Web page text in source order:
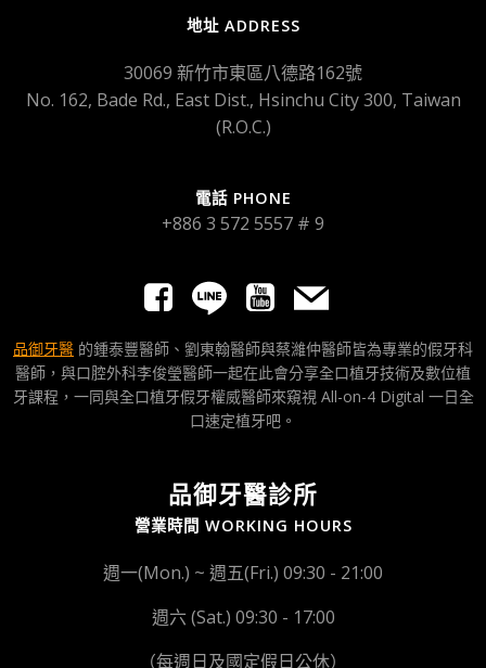
地址 ADDRESS
30069 新竹市東區八德路162號
No. 162, Bade Rd., East Dist., Hsinchu City 300, Taiwan
(R.O.C.)
電話 PHONE
+886 3 572 5557 # 9
品御牙醫 的鍾泰豐醫師、劉東翰醫師與蔡濰仲醫師皆為專業的假牙科
醫師，與口腔外科李俊瑩醫師一起在此會分享全口植牙技術及數位植
牙課程，一同與全口植牙假牙權威醫師來窺視 All-on-4 Digital 一日全
口速定植牙吧。
品御牙醫診所
營業時間 WORKING HOURS
週一(Mon.) ~ 週五(Fri.) 09:30 - 21:00
週六 (Sat.) 09:30 - 17:00
（每週日及國定假日公休）